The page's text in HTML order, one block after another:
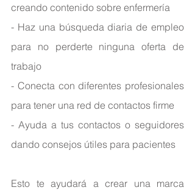
creando contenido sobre enfermería
- Haz una búsqueda diaria de empleo
para no perderte ninguna oferta de
trabajo
- Conecta con diferentes profesionales
para tener una red de contactos firme
- Ayuda a tus contactos o seguidores
dando consejos útiles para pacientes
Esto te ayudará a crear una marca